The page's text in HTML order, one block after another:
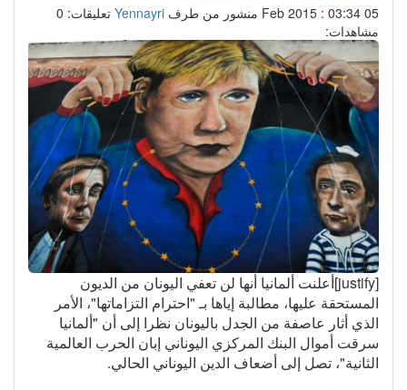
05 Feb 2015 : 03:34 منشور من طرفYennayri تعليقات: 0
مشاهدات:
[justify]أعلنت ألمانيا أنها لن تعفي اليونان من الديون
المستحقة عليها، مطالبة إياها بـ "احترام التزاماتها"، الأمر
الذي أثار عاصفة من الجدل باليونان نظرا إلى أن "ألمانيا
سرقت أموال البنك المركزي اليوناني إبان الحرب العالمية
الثانية"، تصل إلى أضعاف الدين اليوناني الحالي.